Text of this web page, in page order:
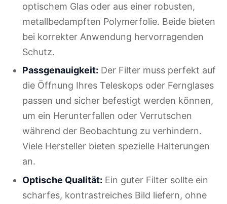
optischem Glas oder aus einer robusten,
metallbedampften Polymerfolie. Beide bieten
bei korrekter Anwendung hervorragenden
Schutz.
Passgenauigkeit: Der Filter muss perfekt auf
die Öffnung Ihres Teleskops oder Fernglases
passen und sicher befestigt werden können,
um ein Herunterfallen oder Verrutschen
während der Beobachtung zu verhindern.
Viele Hersteller bieten spezielle Halterungen
an.
Optische Qualität: Ein guter Filter sollte ein
scharfes, kontrastreiches Bild liefern, ohne